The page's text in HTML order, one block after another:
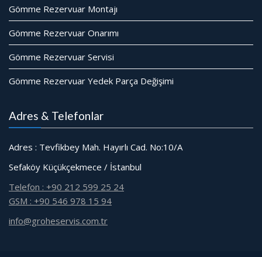
Gömme Rezervuar Montajı
Gömme Rezervuar Onarımı
Gömme Rezervuar Servisi
Gömme Rezervuar Yedek Parça Değişimi
Adres & Telefonlar
Adres : Tevfikbey Mah. Hayırlı Cad. No:10/A
Sefaköy Küçükçekmece / İstanbul
Telefon : +90 212 599 25 24
GSM : +90 546 978 15 94
info@groheservis.com.tr